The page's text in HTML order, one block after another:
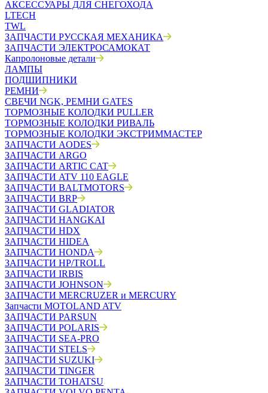
АКСЕССУАРЫ ДЛЯ СНЕГОХОДА
LTECH
TWL
ЗАПЧАСТИ РУССКАЯ МЕХАНИКА
ЗАПЧАСТИ ЭЛЕКТРОСАМОКАТ
Капролоновые детали
ЛАМПЫ
ПОДШИПНИКИ
РЕМНИ
СВЕЧИ NGK, РЕМНИ GATES
ТОРМОЗНЫЕ КОЛОДКИ PULLER
ТОРМОЗНЫЕ КОЛОДКИ РИВАЛЬ
ТОРМОЗНЫЕ КОЛОДКИ ЭКСТРИММАСТЕР
ЗАПЧАСТИ AODES
ЗАПЧАСТИ ARGO
ЗАПЧАСТИ ARTIC CAT
ЗАПЧАСТИ ATV 110 EAGLE
ЗАПЧАСТИ BALTMOTORS
ЗАПЧАСТИ BRP
ЗАПЧАСТИ GLADIATOR
ЗАПЧАСТИ HANGKAI
ЗАПЧАСТИ HDX
ЗАПЧАСТИ HIDEA
ЗАПЧАСТИ HONDA
ЗАПЧАСТИ HP/TROLL
ЗАПЧАСТИ IRBIS
ЗАПЧАСТИ JOHNSON
ЗАПЧАСТИ MERCRUZER и MERCURY
Запчасти MOTOLAND ATV
ЗАПЧАСТИ PARSUN
ЗАПЧАСТИ POLARIS
ЗАПЧАСТИ SEA-PRO
ЗАПЧАСТИ STELS
ЗАПЧАСТИ SUZUKI
ЗАПЧАСТИ TINGER
ЗАПЧАСТИ TOHATSU